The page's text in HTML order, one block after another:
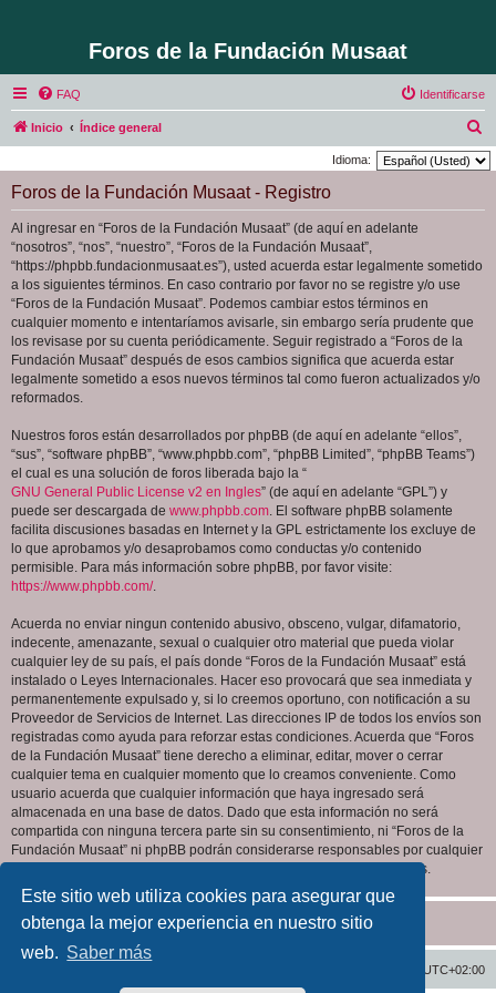
Este sitio web utiliza cookies para asegurar que
obtenga la mejor experiencia en nuestro sitio
web. Saber más
Foros de la Fundación Musaat
FAQ Identificarse
Inicio Índice general
u
Idioma:
Foros de la Fundación Musaat - Registro
Al ingresar en “Foros de la Fundación Musaat” (de aquí en adelante
“nosotros”, “nos”, “nuestro”, “Foros de la Fundación Musaat”,
“https://phpbb.fundacionmusaat.es”), usted acuerda estar legalmente sometido
a los siguientes términos. En caso contrario por favor no se registre y/o use
“Foros de la Fundación Musaat”. Podemos cambiar estos términos en
cualquier momento e intentaríamos avisarle, sin embargo sería prudente que
los revisase por su cuenta periódicamente. Seguir registrado a “Foros de la
Fundación Musaat” después de esos cambios significa que acuerda estar
legalmente sometido a esos nuevos términos tal como fueron actualizados y/o
reformados.
Nuestros foros están desarrollados por phpBB (de aquí en adelante “ellos”,
“sus”, “software phpBB”, “www.phpbb.com”, “phpBB Limited”, “phpBB Teams”)
el cual es una solución de foros liberada bajo la “
GNU General Public License v2 en Ingles” (de aquí en adelante “GPL”) y
puede ser descargada de www.phpbb.com. El software phpBB solamente
facilita discusiones basadas en Internet y la GPL estrictamente los excluye de
lo que aprobamos y/o desaprobamos como conductas y/o contenido
permisible. Para más información sobre phpBB, por favor visite:
https://www.phpbb.com/.
Acuerda no enviar ningun contenido abusivo, obsceno, vulgar, difamatorio,
indecente, amenazante, sexual o cualquier otro material que pueda violar
cualquier ley de su país, el país donde “Foros de la Fundación Musaat” está
instalado o Leyes Internacionales. Hacer eso provocará que sea inmediata y
permanentemente expulsado y, si lo creemos oportuno, con notificación a su
Proveedor de Servicios de Internet. Las direcciones IP de todos los envíos son
registradas como ayuda para reforzar estas condiciones. Acuerda que “Foros
de la Fundación Musaat” tiene derecho a eliminar, editar, mover o cerrar
cualquier tema en cualquier momento que lo creamos conveniente. Como
usuario acuerda que cualquier información que haya ingresado será
almacenada en una base de datos. Dado que esta información no será
compartida con ninguna tercera parte sin su consentimiento, ni “Foros de la
Fundación Musaat” ni phpBB podrán considerarse responsables por cualquier
intento de hacking que conlleve a que los datos sean comprometidos.
UTC+02:00